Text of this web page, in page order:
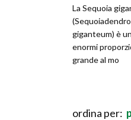
La Sequoia
giganteum) è
enormi
grande al mo
ordina per: